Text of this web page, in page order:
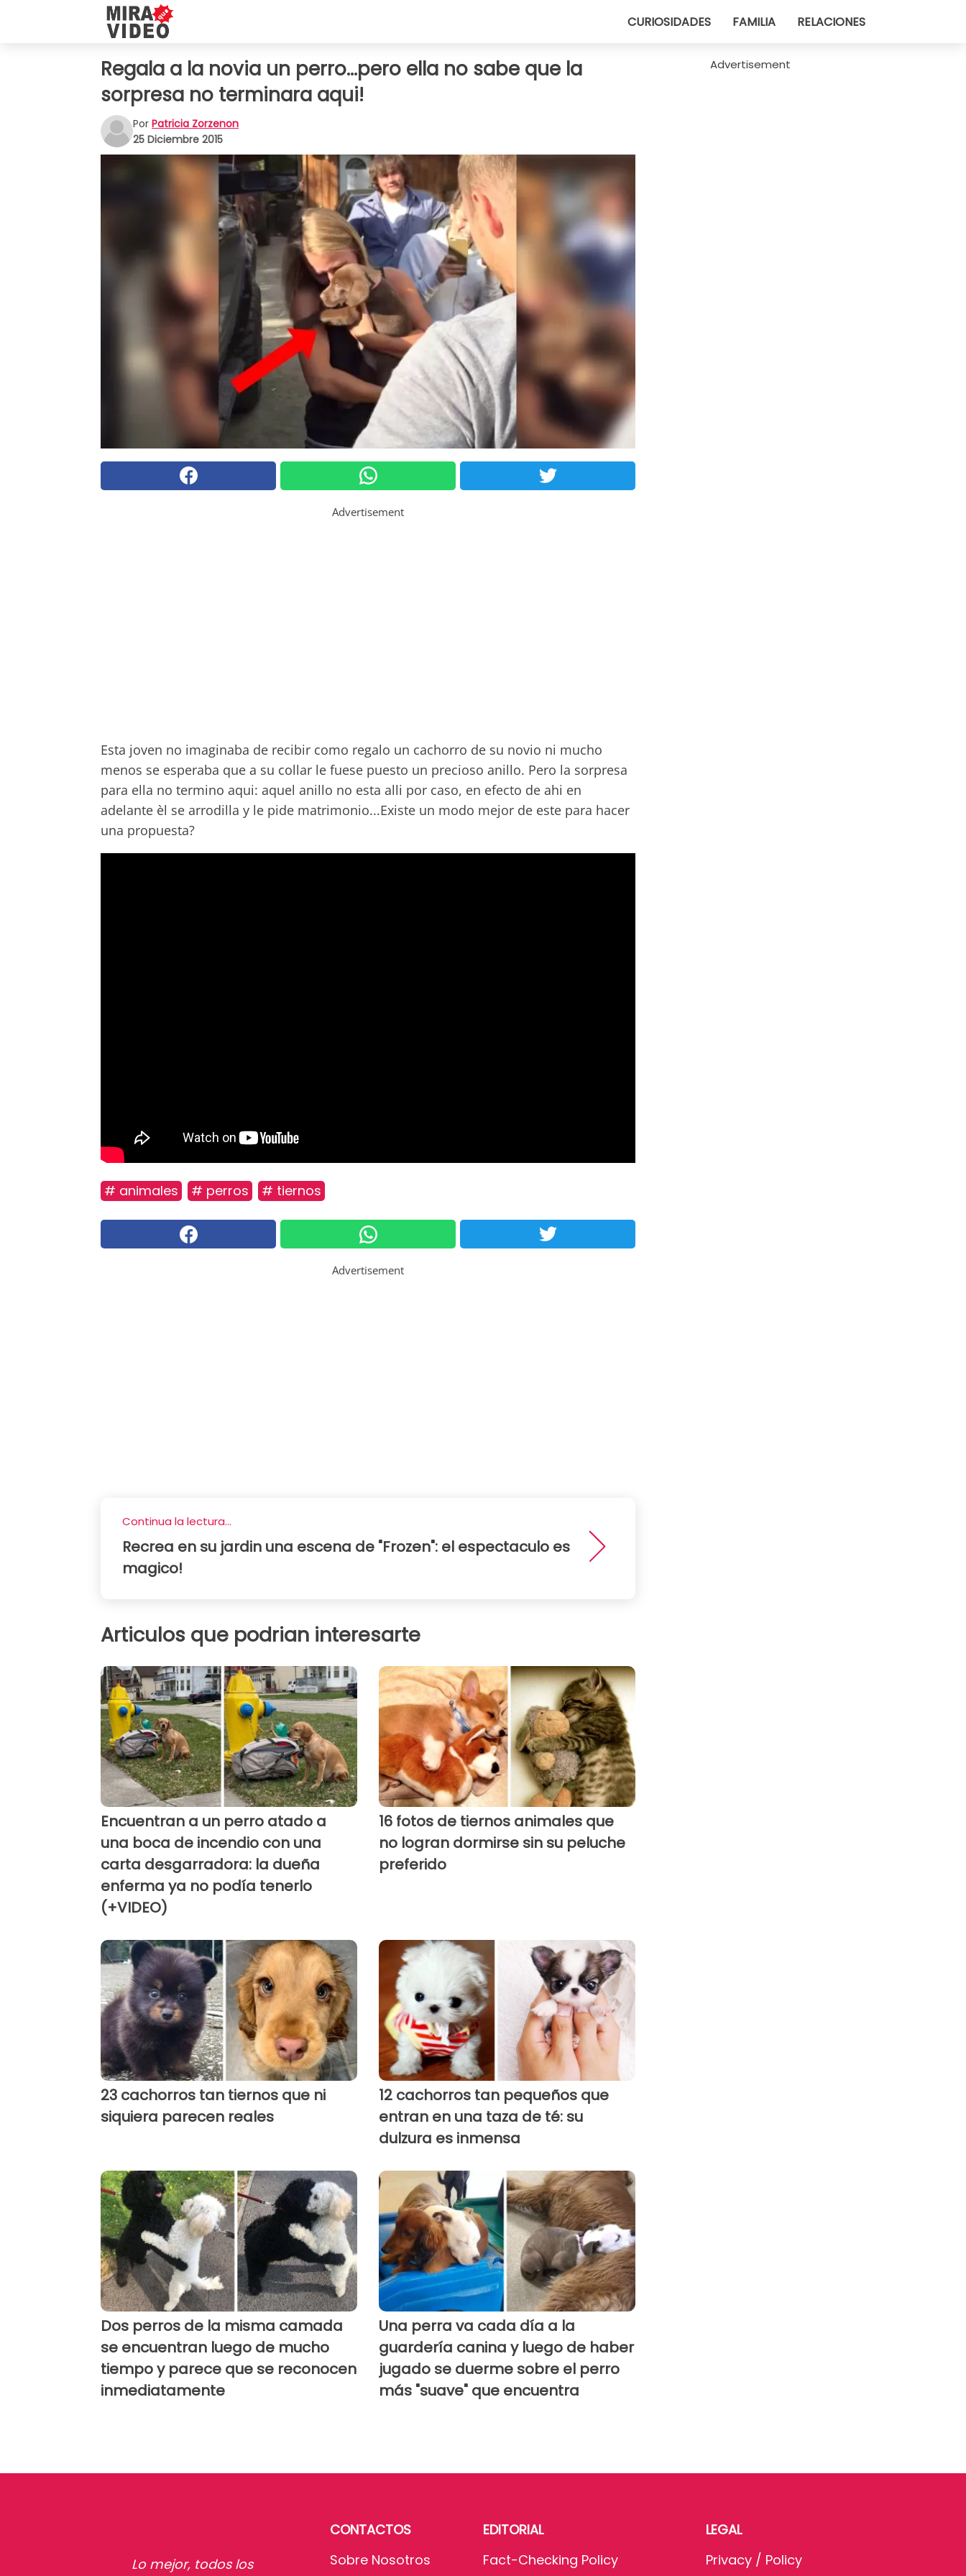
CURIOSIDADES FAMILIA RELACIONES
Regala a la novia un perro...pero ella no sabe que la
sorpresa no terminara aqui!
Por Patricia Zorzenon
25 Diciembre 2015
Advertisement
Esta joven no imaginaba de recibir como regalo un cachorro de su novio ni mucho
menos se esperaba que a su collar le fuese puesto un precioso anillo. Pero la sorpresa
para ella no termino aqui: aquel anillo no esta alli por caso, en efecto de ahi en
adelante èl se arrodilla y le pide matrimonio...Existe un modo mejor de este para hacer
una propuesta?
# animales # perros # tiernos
Advertisement
Continua la lectura...
Recrea en su jardin una escena de "Frozen": el espectaculo es
magico!
Articulos que podrian interesarte
Encuentran a un perro atado a
una boca de incendio con una
carta desgarradora: la dueña
enferma ya no podía tenerlo
(+VIDEO)
16 fotos de tiernos animales que
no logran dormirse sin su peluche
preferido
23 cachorros tan tiernos que ni
siquiera parecen reales
12 cachorros tan pequeños que
entran en una taza de té: su
dulzura es inmensa
Dos perros de la misma camada
se encuentran luego de mucho
tiempo y parece que se reconocen
inmediatamente
Una perra va cada día a la
guardería canina y luego de haber
jugado se duerme sobre el perro
más "suave" que encuentra
Advertisement
Lo mejor, todos los
CONTACTOS
Sobre Nosotros
EDITORIAL
Fact-Checking Policy
LEGAL
Privacy / Policy